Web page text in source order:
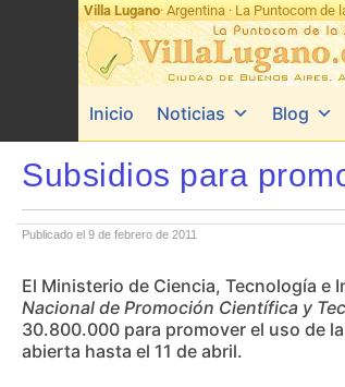
Villa Lugano· Argentina · La Puntocom de
Inicio Noticias Blog
Subsidios para
Publicado el 9 de febrero de 2011
El Ministerio de Ciencia, Tecnología e
Nacional de Promoción Científica y
30.800.000 para promover el uso de la
abierta hasta el 11 de abril.